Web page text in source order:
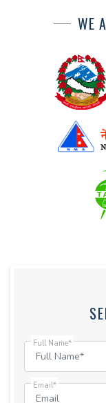
WE
Full Name*
Email*